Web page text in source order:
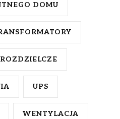
DOMU
UPS
WENTYLACJA